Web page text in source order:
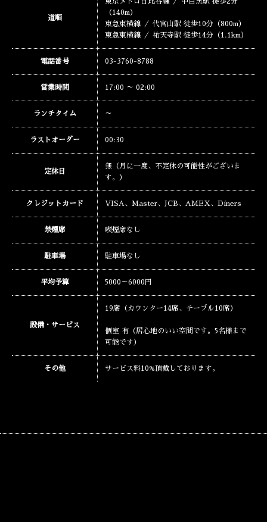
道順
（140m）
東急東横線 ／ 代官山駅 徒歩10分（800m）
東急東横線 ／ 祐天寺駅 徒歩14分（1.1km）
電話番号 03-3760-8788
営業時間 17:00 ～ 02:00
ランチタイム ～
ラストオーダー 00:30
定休日
無（月に一度、不定休の可能性がございま
す。）
クレジットカード VISA、Master、JCB、AMEX、Diners
禁煙席 喫煙席なし
駐車場 駐車場なし
平均予算 5000～6000円
設備・サービス
19席（カウンター14席、テーブル10席）
個室 有（居心地のいい空間です。5名様まで
可能です）
その他 サービス料10%頂戴しております。